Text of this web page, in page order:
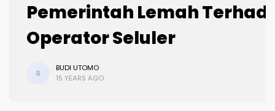
Pemerintah Lemah
Operator Seluler
B
BUDI UTOMO
15 YEARS AGO